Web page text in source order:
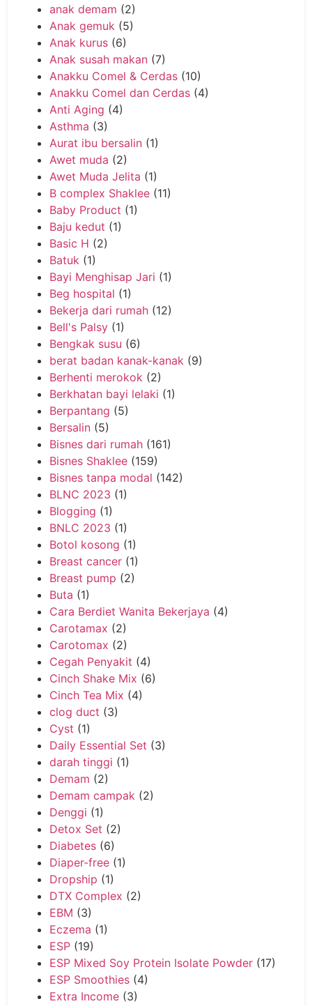
anak demam (2)
Anak gemuk (5)
Anak kurus (6)
Anak susah makan (7)
Anakku Comel & Cerdas (10)
Anakku Comel dan Cerdas (4)
Anti Aging (4)
Asthma (3)
Aurat ibu bersalin (1)
Awet muda (2)
Awet Muda Jelita (1)
B complex Shaklee (11)
Baby Product (1)
Baju kedut (1)
Basic H (2)
Batuk (1)
Bayi Menghisap Jari (1)
Beg hospital (1)
Bekerja dari rumah (12)
Bell's Palsy (1)
Bengkak susu (6)
berat badan kanak-kanak (9)
Berhenti merokok (2)
Berkhatan bayi lelaki (1)
Berpantang (5)
Bersalin (5)
Bisnes dari rumah (161)
Bisnes Shaklee (159)
Bisnes tanpa modal (142)
BLNC 2023 (1)
Blogging (1)
BNLC 2023 (1)
Botol kosong (1)
Breast cancer (1)
Breast pump (2)
Buta (1)
Cara Berdiet Wanita Bekerjaya (4)
Carotamax (2)
Carotomax (2)
Cegah Penyakit (4)
Cinch Shake Mix (6)
Cinch Tea Mix (4)
clog duct (3)
Cyst (1)
Daily Essential Set (3)
darah tinggi (1)
Demam (2)
Demam campak (2)
Denggi (1)
Detox Set (2)
Diabetes (6)
Diaper-free (1)
Dropship (1)
DTX Complex (2)
EBM (3)
Eczema (1)
ESP (19)
ESP Mixed Soy Protein Isolate Powder (17)
ESP Smoothies (4)
Extra Income (3)